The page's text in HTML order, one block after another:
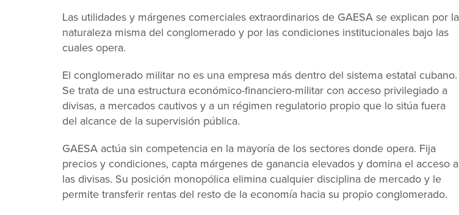
Las utilidades y márgenes comerciales extraordinarios de GAESA se explican por la
naturaleza misma del conglomerado y por las condiciones institucionales bajo las
cuales opera.
El conglomerado militar no es una empresa más dentro del sistema estatal cubano.
Se trata de una estructura económico-financiero-militar con acceso privilegiado a
divisas, a mercados cautivos y a un régimen regulatorio propio que lo sitúa fuera
del alcance de la supervisión pública.
GAESA actúa sin competencia en la mayoría de los sectores donde opera. Fija
precios y condiciones, capta márgenes de ganancia elevados y domina el acceso a
las divisas. Su posición monopólica elimina cualquier disciplina de mercado y le
permite transferir rentas del resto de la economía hacia su propio conglomerado.